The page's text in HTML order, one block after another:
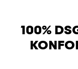
100%